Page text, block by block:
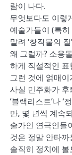
람이 나다.
무엇보다도 이렇
예술가들이 (특
말려 ‘창작물의
왜 그럴까? 소용
하게 직설적인
그런 것에 얽매
사실 민주화가
‘블랙리스트’나
만, 몇 년씩 계속
술가인 연극인들
것은 정말 안타
솔직히 정치에 볼